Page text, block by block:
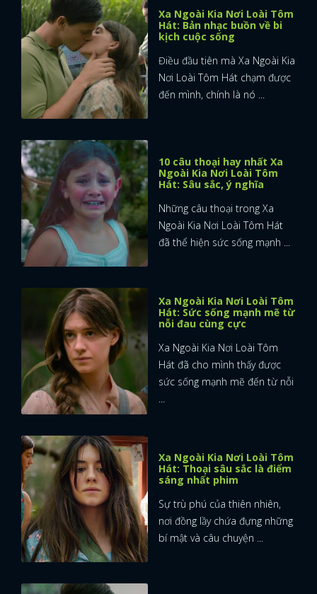
ĐĂNG NHẬP
Xa Ngoài Kia Nơi Loài Tôm
Hát: Bản nhạc buồn về bi
kịch cuộc sống
Điều đầu tiên mà Xa Ngoài Kia
Nơi Loài Tôm Hát chạm được
đến mình, chính là nó ...
10 câu thoại hay nhất Xa
Ngoài Kia Nơi Loài Tôm
Hát: Sâu sắc, ý nghĩa
Những câu thoại trong Xa
Ngoài Kia Nơi Loài Tôm Hát
đã thể hiện sức sống mạnh ...
Xa Ngoài Kia Nơi Loài Tôm
Hát: Sức sống mạnh mẽ từ
nỗi đau cùng cực
Xa Ngoài Kia Nơi Loài Tôm
Hát đã cho mình thấy được
sức sống mạnh mẽ đến từ nỗi
...
Xa Ngoài Kia Nơi Loài Tôm
Hát: Thoại sâu sắc là điểm
sáng nhất phim
Sự trù phú của thiên nhiên,
nơi đồng lầy chứa đựng những
bí mật và câu chuyện ...